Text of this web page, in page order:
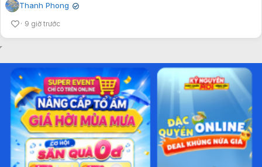
Thanh Phong ✔
9 giờ trước